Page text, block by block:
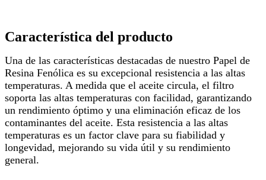
Característica del producto
Una de las características destacadas de nuestro Papel de
Resina Fenólica es su excepcional resistencia a las altas
temperaturas. A medida que el aceite circula, el filtro
soporta las altas temperaturas con facilidad, garantizando
un rendimiento óptimo y una eliminación eficaz de los
contaminantes del aceite. Esta resistencia a las altas
temperaturas es un factor clave para su fiabilidad y
longevidad, mejorando su vida útil y su rendimiento
general.